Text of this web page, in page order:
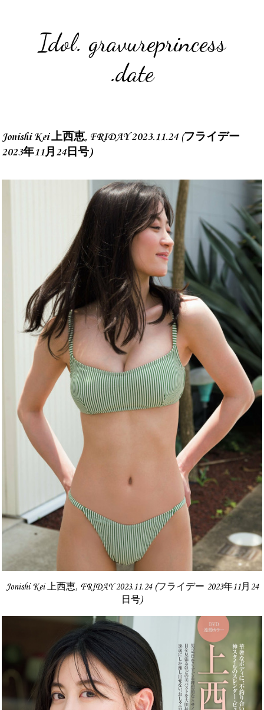
Idol. gravureprincess
.date
Jonishi Kei 上西恵, FRIDAY 2023.11.24 (フライデー
2023年11月24日号)
Jonishi Kei 上西恵, FRIDAY 2023.11.24 (フライデー 2023年11月24
日号)